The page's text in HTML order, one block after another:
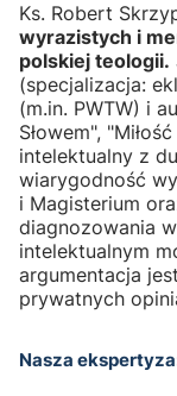
Ks. Robert
wyrazistych i
polskiej teologii.
(specjalizacja:
(m.in. PWTW) i
Słowem",
intelektualny z
wiarygodność
i Magisterium
diagnozowania
intelektualnym
argumentacja
prywatnych
Nasza